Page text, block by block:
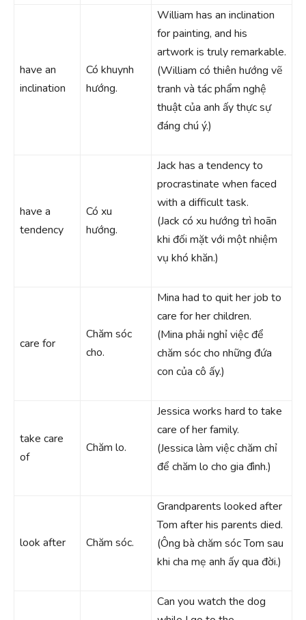
have an
inclination
Có khuynh
hướng.
William has an inclination
for painting, and his
artwork is truly remarkable.
(William có thiên hướng vẽ
tranh và tác phẩm nghệ
thuật của anh ấy thực sự
đáng chú ý.)
have a
tendency
Có xu
hướng.
Jack has a tendency to
procrastinate when faced
with a difficult task.
(Jack có xu hướng trì hoãn
khi đối mặt với một nhiệm
vụ khó khăn.)
care for
Chăm sóc
cho.
Mina had to quit her job to
care for her children.
(Mina phải nghỉ việc để
chăm sóc cho những đứa
con của cô ấy.)
take care
of
Chăm lo.
Jessica works hard to take
care of her family.
(Jessica làm việc chăm chỉ
để chăm lo cho gia đình.)
look after Chăm sóc.
Grandparents looked after
Tom after his parents died.
(Ông bà chăm sóc Tom sau
khi cha mẹ anh ấy qua đời.)
Can you watch the dog